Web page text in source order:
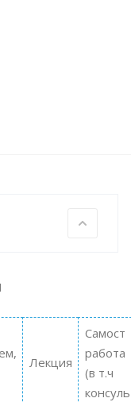
Лекция
Самост
работа
(в т.ч